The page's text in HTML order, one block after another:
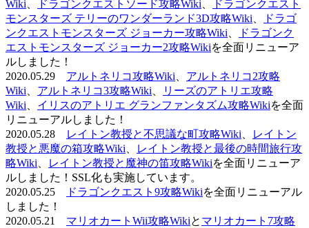
Wiki
ドラゴンクエストソード攻略Wiki
ドラゴンクエスト
モンスターズ テリーのワンダーランド3D攻略Wiki
ドラゴ
ンクエストモンスターズ ジョーカー攻略Wiki
ドラゴンク
エストモンスターズ ジョーカー2攻略Wikiを全面リニューア
ルしました！
2020.05.29 アルトネリコ攻略Wiki
アルトネリコ2攻略
Wiki
アルトネリコ3攻略Wiki
リーズのアトリエ攻略
Wiki
イリスのアトリエ グランファンタズム攻略Wikiを全面
リニューアルしました！
2020.05.28
レイトン教授と不思議な町攻略Wiki
レイトン
教授と悪魔の箱攻略Wiki
レイトン教授と最後の時間旅行攻
略Wiki
レイトン教授と魔神の笛攻略Wikiを全面リニューア
ルしました！SSL化も実施しています。
2020.05.25
ドラゴンクエスト9攻略Wikiを全面リニューアル
しました！
2020.05.21 マリオカートWii攻略Wikiと マリオカート7攻略